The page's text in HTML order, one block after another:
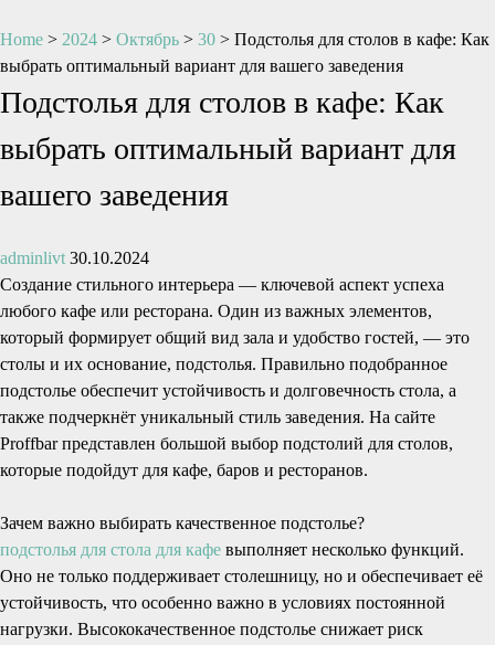
Home > 2024 > Октябрь > 30 > Подстолья для столов в кафе: Как
выбрать оптимальный вариант для вашего заведения
Подстолья для столов в кафе: Как
выбрать оптимальный вариант для
вашего заведения
adminlivt 30.10.2024
Создание стильного интерьера — ключевой аспект успеха
любого кафе или ресторана. Один из важных элементов,
который формирует общий вид зала и удобство гостей, — это
столы и их основание, подстолья. Правильно подобранное
подстолье обеспечит устойчивость и долговечность стола, а
также подчеркнёт уникальный стиль заведения. На сайте
Proffbar представлен большой выбор подстолий для столов,
которые подойдут для кафе, баров и ресторанов.
Зачем важно выбирать качественное подстолье?
подстолья для стола для кафе выполняет несколько функций.
Оно не только поддерживает столешницу, но и обеспечивает её
устойчивость, что особенно важно в условиях постоянной
нагрузки. Высококачественное подстолье снижает риск